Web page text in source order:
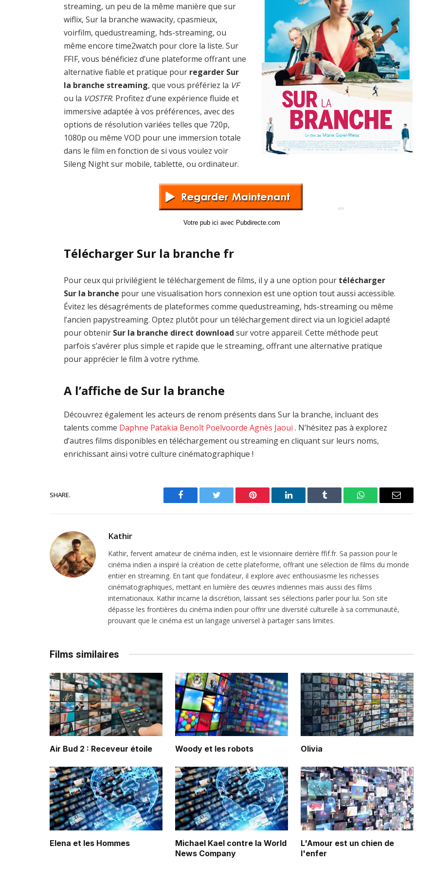
streaming, un peu de la même manière que sur
wiflix, Sur la branche wawacity, cpasmieux,
voirfilm, quedustreaming, hds-streaming, ou
même encore time2watch pour clore la liste. Sur
FFIF, vous bénéficiez d’une plateforme offrant une
alternative fiable et pratique pour regarder Sur
la branche streaming, que vous préfériez la VF
ou la VOSTFR. Profitez d’une expérience fluide et
immersive adaptée à vos préférences, avec des
options de résolution variées telles que 720p,
1080p ou même VOD pour une immersion totale
dans le film en fonction de si vous voulez voir
Sileng Night sur mobile, tablette, ou ordinateur.
Votre pub ici avec Pubdirecte.com
Télécharger Sur la branche fr
Pour ceux qui privilégient le téléchargement de films, il y a une option pour télécharger
Sur la branche pour une visualisation hors connexion est une option tout aussi accessible.
Évitez les désagréments de plateformes comme quedustreaming, hds-streaming ou même
l’ancien papystreaming. Optez plutôt pour un téléchargement direct via un logiciel adapté
pour obtenir Sur la branche direct download sur votre appareil. Cette méthode peut
parfois s’avérer plus simple et rapide que le streaming, offrant une alternative pratique
pour apprécier le film à votre rythme.
A l’affiche de Sur la branche
Découvrez également les acteurs de renom présents dans Sur la branche, incluant des
talents comme Daphne Patakia Benoît Poelvoorde Agnès Jaoui . N’hésitez pas à explorez
d’autres films disponibles en téléchargement ou streaming en cliquant sur leurs noms,
enrichissant ainsi votre culture cinématographique !
SHARE.
Facebook Twitter Pinterest LinkedIn Tumblr WhatsAppEmail
Kathir
Kathir, fervent amateur de cinéma indien, est le visionnaire derrière ffif.fr. Sa passion pour le
cinéma indien a inspiré la création de cette plateforme, offrant une sélection de films du monde
entier en streaming. En tant que fondateur, il explore avec enthousiasme les richesses
cinématographiques, mettant en lumière des œuvres indiennes mais aussi des films
internationaux. Kathir incarne la discrétion, laissant ses sélections parler pour lui. Son site
dépasse les frontières du cinéma indien pour offrir une diversité culturelle à sa communauté,
prouvant que le cinéma est un langage universel à partager sans limites.
Films similaires
Air Bud 2 : Receveur étoile Woody et les robots Olivia
Elena et les Hommes
Michael Kael contre la World
News Company
L'Amour est un chien de
l'enfer